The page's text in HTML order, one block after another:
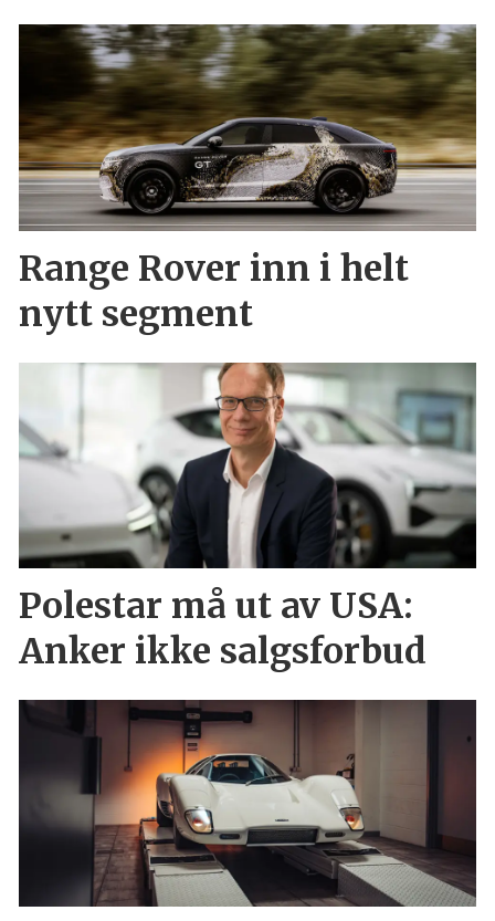
Range Rover inn i helt
nytt segment
Polestar må ut av USA:
Anker ikke salgsforbud